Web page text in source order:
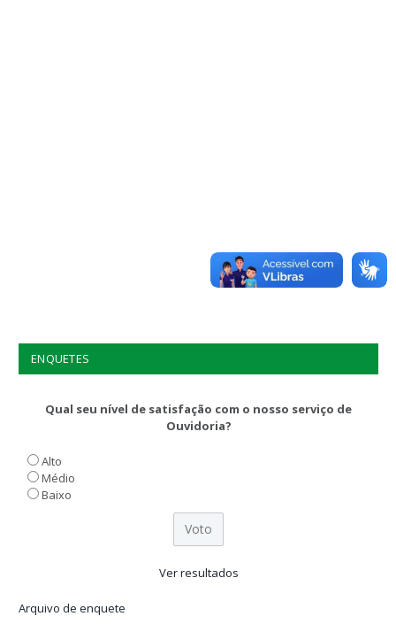
ENQUETES
Qual seu nível de satisfação com o nosso serviço de
Ouvidoria?
Alto
Médio
Baixo
Ver resultados
Arquivo de enquete